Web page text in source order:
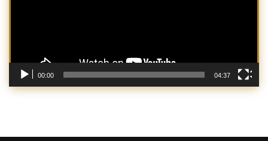
00:00 04:37